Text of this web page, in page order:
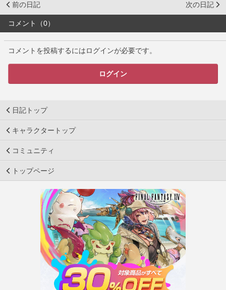
前の日記 次の日記
コメント（0）
コメントを投稿するにはログインが必要です。
ログイン
日記トップ
キャラクタートップ
コミュニティ
トップページ